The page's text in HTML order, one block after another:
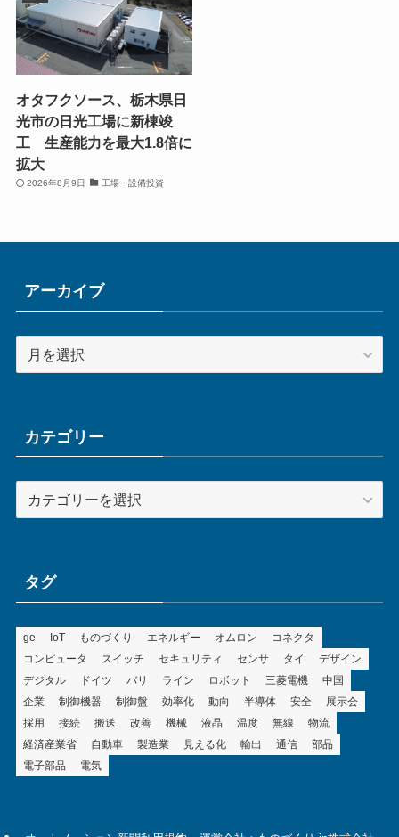
オタフクソース、栃木県日
光市の日光工場に新棟竣
工 生産能力を最大1.8倍に
拡大
2026年8月9日 工場・設備投資
アーカイブ
ー
ブカテゴリー
テ
ータグ
ge IoT ものづくり エネルギー オムロン
コネクタ
コンピュータ
スイッチ セキュリティ センサ タイ
デザイン
デジタル
ドイツ バリ ライン ロボット 三菱電機
中国
企業
制御機器 制御盤 効率化 動向 半導体 安全
展示会
採用
接続 搬送 改善 機械 液晶 温度 無線
物流
経済産業省
自動車 製造業 見える化 輸出 通信
部品
電子部品
電気